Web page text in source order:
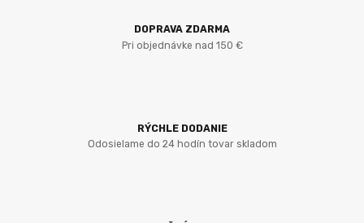
DOPRAVA ZDARMA
Pri objednávke nad 150 €
RÝCHLE DODANIE
Odosielame do 24 hodín tovar skladom